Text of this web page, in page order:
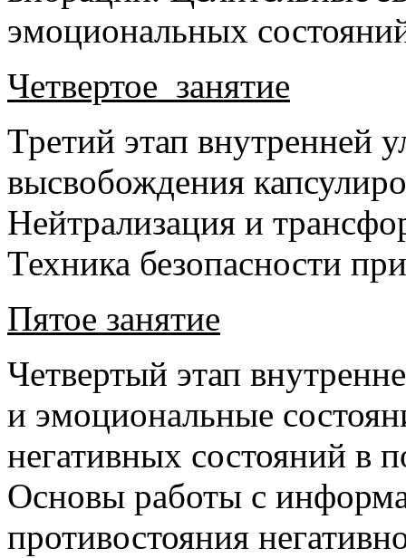
эмоциональных
Четвертое занятие
Третий этап внутренней
высвобождения
Нейтрализация и
Техника безопасности
Пятое занятие
Четвертый этап
и эмоциональные
негативных состояний в
Основы работы с
противостояния